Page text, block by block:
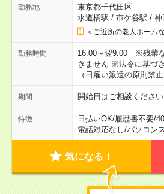
勤務地
東京都千代田区
水道橋駅 / 市ケ谷駅 / 神
＜ご近所の老人ホーム
勤務時間
16:00～翌9:00 ※残業
きません ※法令に基づ
（日雇い派遣の原則禁
期間 開始日はご相談くださ
特徴 日払いOK/履歴書不要/
電話対応なし/パソコン
気になる！